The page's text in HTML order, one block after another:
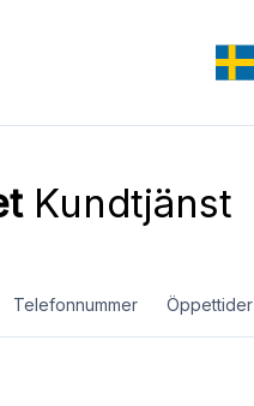
Kundtjänst
Telefonnummer Öppettider